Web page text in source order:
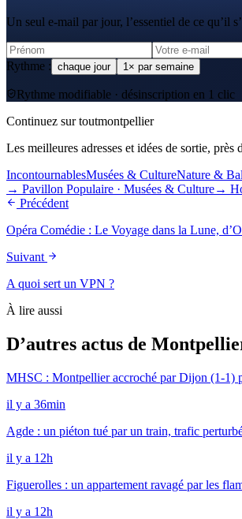
Un seul e-mail par jour, l’essentiel de ce qu’il
Rythme : chaque jour 1× par semaine
Rythme modifiable · désinscription en 1 clic
Continuez sur toutmontpellier
Les meilleures adresses et idées de sortie, près
IncontournablesMusées & CultureNature &
→ Pavillon Populaire · Musées & Culture→
Précédent
Opéra Comédie : Le Voyage dans la Lune,
Suivant
A quoi sert un VPN ?
À lire aussi
D’autres actus de
MHSC : Montpellier accroché par Dijon (1-1)
il y a 36min
Agde : un piéton tué par un train, trafic
il y a 12h
Figuerolles : un appartement ravagé par les
il y a 12h